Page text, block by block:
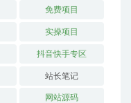
免费项目
实操项目
抖音快手专区
站长笔记
网站源码